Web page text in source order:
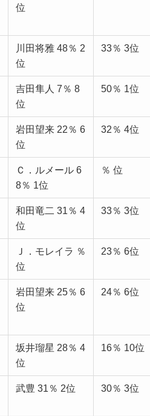
位
川田将雅 48％ 2
位
33％ 3位
吉田隼人 7％ 8
位
50％ 1位
岩田望来 22％ 6
位
32％ 4位
Ｃ．ルメール 6
8％ 1位
％ 位
和田竜二 31％ 4
位
33％ 3位
Ｊ．モレイラ ％
位
23％ 6位
岩田望来 25％ 6
位
24％ 6位
坂井瑠星 28％ 4
位
16％ 10位
武豊 31％ 2位 30％ 3位